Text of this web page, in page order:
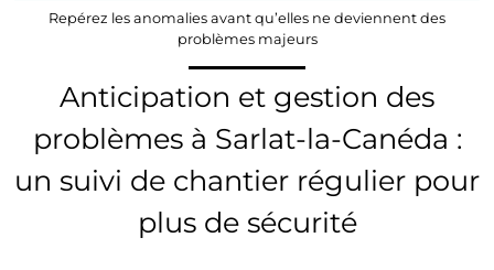
Repérez les anomalies avant qu’elles ne deviennent des
problèmes majeurs
Anticipation et gestion des
problèmes à Sarlat-la-Canéda :
un suivi de chantier régulier pour
plus de sécurité